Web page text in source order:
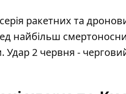
ракетних та
найбільш
2 червня -